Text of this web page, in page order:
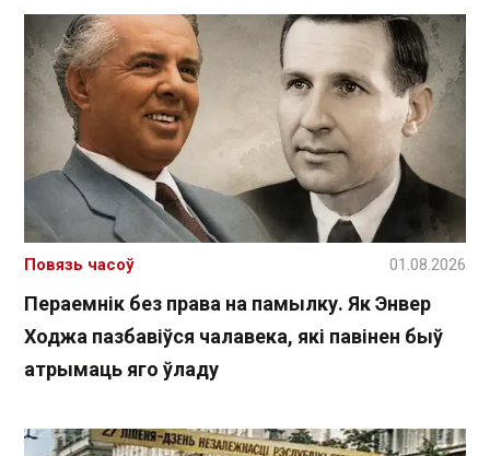
Пераемнік без права на памылку. Як Энвер
Ходжа пазбавіўся чалавека, які павінен быў
атрымаць яго ўладу
Повязь часоў 01.08.2026